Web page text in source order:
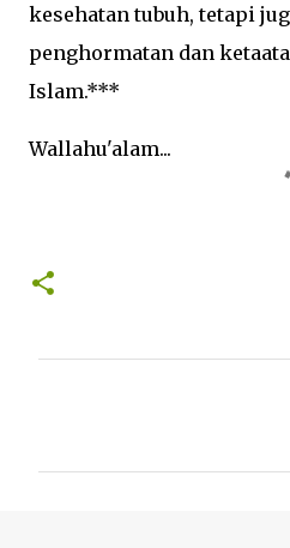
kesehatan tubuh, tetapi
penghormatan dan
Islam.***
Wallahu'alam...